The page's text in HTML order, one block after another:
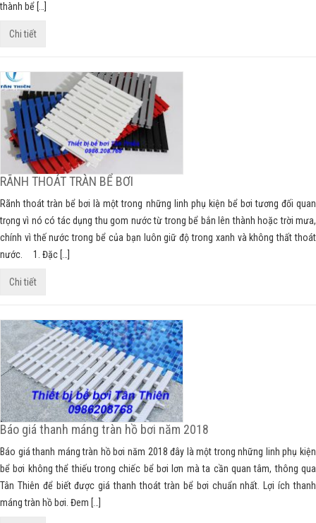
thành bể […]
Chi tiết
RÃNH THOÁT TRÀN BỂ BƠI
Rãnh thoát tràn bể bơi là một trong những linh phụ kiện bể bơi tương đối quan
trọng vì nó có tác dụng thu gom nước từ trong bể bắn lên thành hoặc trời mưa,
chính vì thế nước trong bể của bạn luôn giữ độ trong xanh và không thất thoát
nước. 1. Đặc […]
Chi tiết
Báo giá thanh máng tràn hồ bơi năm 2018
Báo giá thanh máng tràn hồ bơi năm 2018 đây là một trong những linh phụ kiện
bể bơi không thể thiếu trong chiếc bể bơi lơn mà ta cần quan tâm, thông qua
Tân Thiên để biết được giá thanh thoát tràn bể bơi chuẩn nhất. Lợi ích thanh
máng tràn hồ bơi. Đem […]